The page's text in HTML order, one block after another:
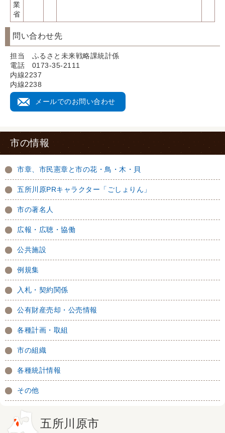
業
省
問い合わせ先
担当 ふるさと未来戦略課統計係
電話 0173-35-2111
内線2237
内線2238
メールでのお問い合わせ
市の情報
市章、市民憲章と市の花・鳥・木・貝
五所川原PRキャラクター「ごしょりん」
市の著名人
広報・広聴・協働
公共施設
例規集
入札・契約関係
公有財産売却・公売情報
各種計画・取組
市の組織
各種統計情報
その他
五所川原市